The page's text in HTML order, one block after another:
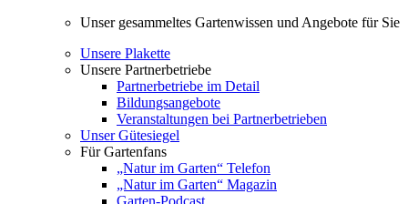
Unser gesammeltes Gartenwissen und Angebote für Sie
Unsere Plakette
Unsere Partnerbetriebe
Partnerbetriebe im Detail
Bildungsangebote
Veranstaltungen bei Partnerbetrieben
Unser Gütesiegel
Für Gartenfans
„Natur im Garten“ Telefon
„Natur im Garten“ Magazin
Garten-Podcast